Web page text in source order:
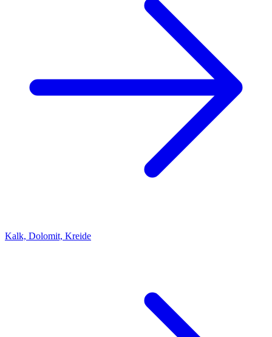
Kalk, Dolomit, Kreide